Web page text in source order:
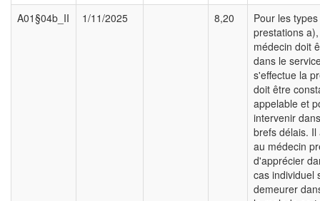
A01§04b_II
1/11/2025 8,20
Pour les
prestations
médecin doit
dans le
s'effectue la
doit être
appelable et
intervenir
brefs délais.
au médecin
d'apprécier
cas individuel
demeurer